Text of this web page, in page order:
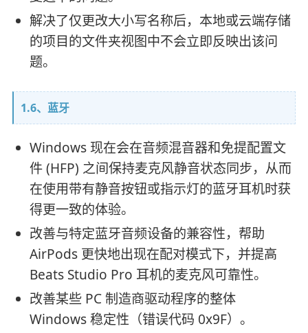
解决了仅更改大小写名称后，本地或云端存储
的项目的文件夹视图中不会立即反映出该问
题。
1.6、蓝牙
Windows 现在会在音频混音器和免提配置文
件 (HFP) 之间保持麦克风静音状态同步，从而
在使用带有静音按钮或指示灯的蓝牙耳机时获
得更一致的体验。
改善与特定蓝牙音频设备的兼容性，帮助
AirPods 更快地出现在配对模式下，并提高
Beats Studio Pro 耳机的麦克风可靠性。
改善某些 PC 制造商驱动程序的整体
Windows 稳定性（错误代码 0x9F）。